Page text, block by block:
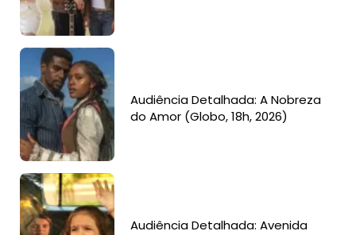
Audiência Detalhada: A Nobreza
do Amor (Globo, 18h, 2026)
Audiência Detalhada: Avenida